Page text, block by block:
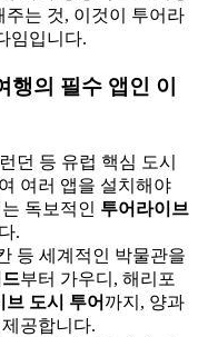
주는 것, 이것이 투어라
임입니다.
의 필수 앱인 이
던 등 유럽 핵심 도시
여러 앱을 설치해야
독보적인 투어라이브
.
등 세계적인 박물관을
부터 가우디, 해리포
브 도시 투어 까지, 양과
공합니다.